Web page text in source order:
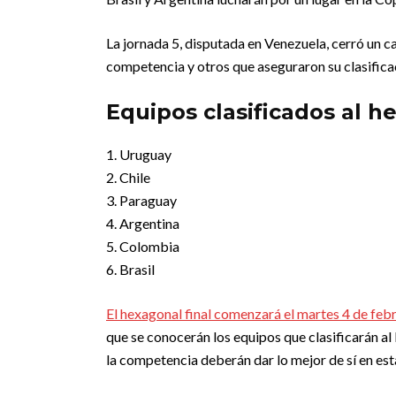
La jornada 5, disputada en Venezuela, cerró un
competencia y otros que aseguraron su
Equipos clasificados al
1. Uruguay
2. Chile
3. Paraguay
4. Argentina
5. Colombia
6. Brasil
El hexagonal final comenzará el martes 4 de
que se conocerán los equipos que clasificarán
la competencia deberán dar lo mejor de sí en